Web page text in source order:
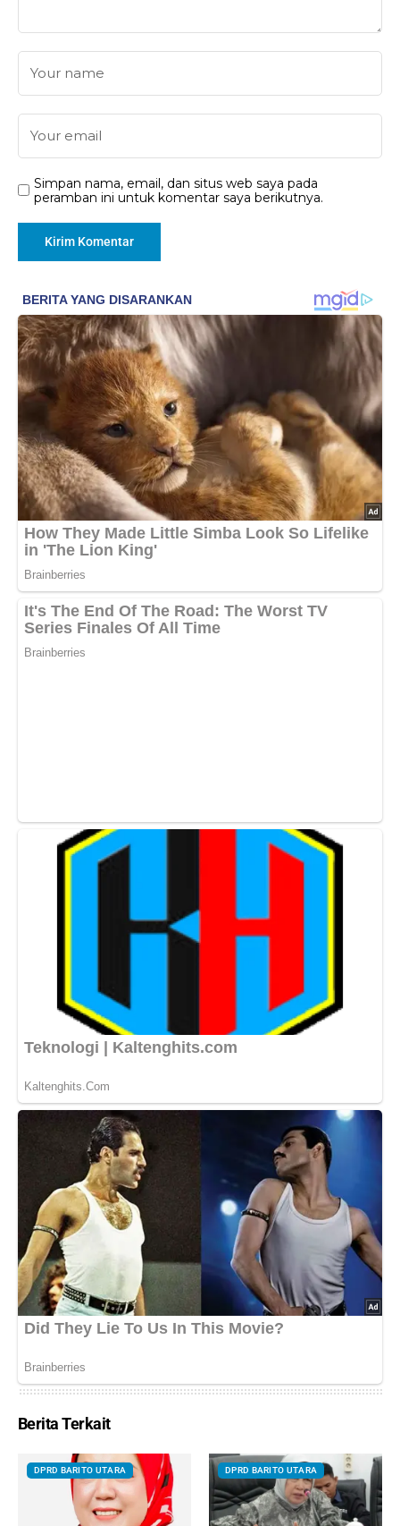
Simpan nama, email, dan situs web saya pada
peramban ini untuk komentar saya berikutnya.
Berita Terkait
DPRD BARITO UTARA DPRD BARITO UTARA